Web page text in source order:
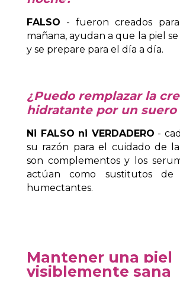
FALSO - fueron creados
mañana, ayudan a que la piel
y se prepare para el día a día.
¿Puedo remplazar la
hidratante por un suero
Ni FALSO ni VERDADERO -
su razón para el cuidado de
son complementos y los
actúan como sustitutos de
humectantes.
Mantener una piel
visiblemente sana